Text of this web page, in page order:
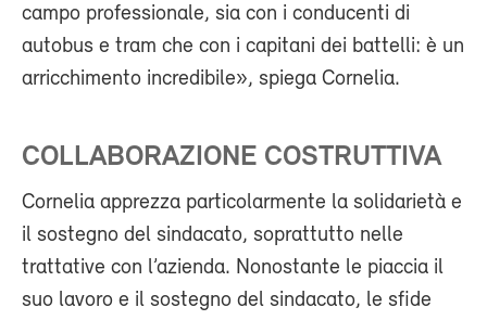
campo professionale, sia con i conducenti di
autobus e tram che con i capitani dei battelli: è un
arricchimento incredibile», spiega Cornelia.
COLLABORAZIONE COSTRUTTIVA
Cornelia apprezza particolarmente la solidarietà e
il sostegno del sindacato, soprattutto nelle
trattative con l’azienda. Nonostante le piaccia il
suo lavoro e il sostegno del sindacato, le sfide